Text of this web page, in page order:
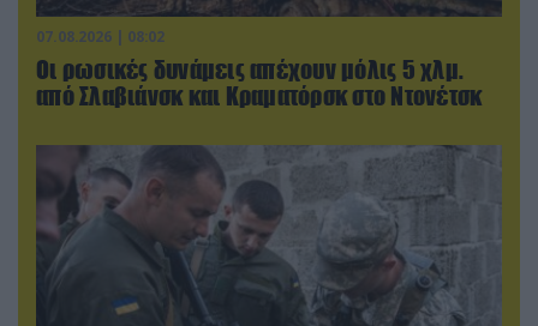
07.08.2026 | 08:02
Οι ρωσικές δυνάμεις απέχουν μόλις 5 χλμ.
από Σλαβιάνσκ και Κραματόρσκ στο Ντονέτσκ